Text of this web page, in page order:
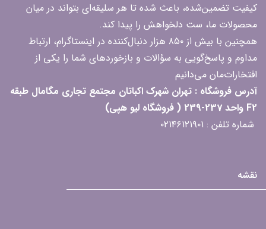
کیفیت تضمین‌شده، باعث شده تا هر سلیقه‌ای بتواند در میان
محصولات ما، ست دلخواهش را پیدا کند.
همچنین با بیش از ۸۵۰ هزار دنبال‌کننده در اینستاگرام، ارتباط
مداوم و پاسخ‌گویی به سؤالات و بازخوردهای شما را یکی از
افتخارات‌مان می‌دانیم
آدرس فروشگاه : تهران شهرک اکباتان مجتمع تجاری مگامال طبقه
F2 واحد 237-239 ( فروشگاه لیو هپی)
شماره تلفن : ۰۲۱۴۶۱۲۱۹۰۱
نقشه